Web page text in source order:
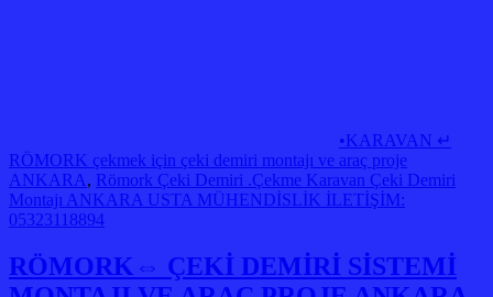
•KARAVAN ↵
RÖMORK çekmek için çeki demiri montajı ve araç proje
ANKARA, Römork Çeki Demiri .Çekme Karavan Çeki Demiri
Montajı ANKARA USTA MÜHENDİSLİK İLETİŞİM:
05323118894
RÖMORK⇔ ÇEKİ DEMİRİ SİSTEMİ